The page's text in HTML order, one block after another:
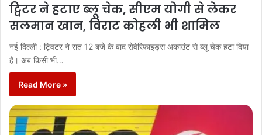
ट्विटर ने हटाए ब्लू चेक, सीएम योगी से लेकर
सलमान खान, विराट कोहली भी शामिल
नई दिल्ली : ट्विटर ने रात 12 बजे के बाद सेवेरिफाइड्स अकाउंट से ब्लू चेक हटा दिया
है। अब किसी भी…
Read More »